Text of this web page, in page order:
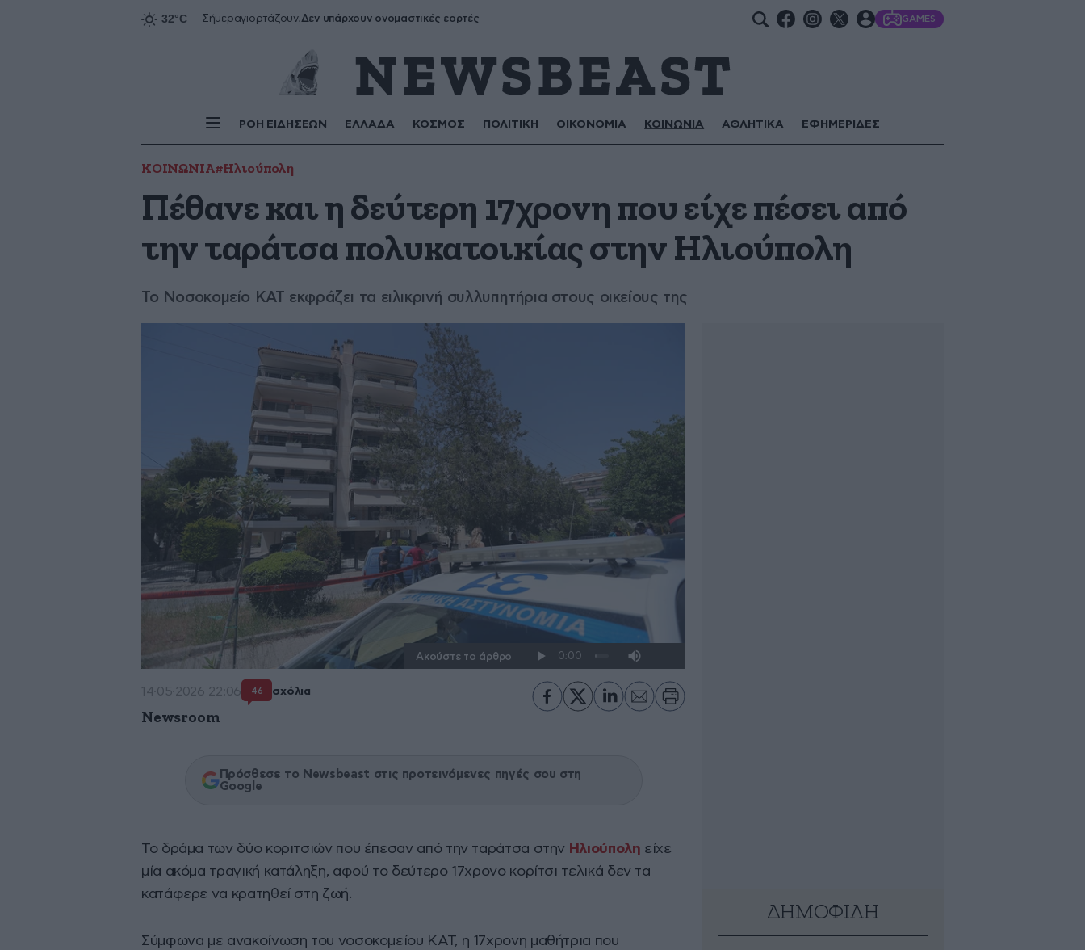
Σήμεραγιορτάζουν:Δεν υπάρχουν ονομαστικές εορτές GAMES
ΡΟΗ ΕΙΔΗΣΕΩΝ ΕΛΛΑΔΑ ΚΟΣΜΟΣ ΠΟΛΙΤΙΚΗ ΟΙΚΟΝΟΜΙΑ ΚΟΙΝΩΝΙΑ ΑΘΛΗΤΙΚΑ ΕΦΗΜΕΡΙΔΕΣ
ΚΟΙΝΩΝΙΑ#Ηλιούπολη
Πέθανε και η δεύτερη 17χρονη που είχε πέσει από
την ταράτσα πολυκατοικίας στην Ηλιούπολη
Το Νοσοκομείο ΚΑΤ εκφράζει τα ειλικρινή συλλυπητήρια στους οικείους της
Ακούστε το άρθρο
14·05·2026 22:06 46 σχόλια
Newsroom
Πρόσθεσε το Newsbeast στις προτεινόμενες πηγές σου στη
Google
Το δράμα των δύο κοριτσιών που έπεσαν από την ταράτσα στην Ηλιούπολη είχε
μία ακόμα τραγική κατάληξη, αφού το δεύτερο 17χρονο κορίτσι τελικά δεν τα
κατάφερε να κρατηθεί στη ζωή.
Σύμφωνα με ανακοίνωση του νοσοκομείου ΚΑΤ, η 17χρονη μαθήτρια που
ΔΗΜΟΦΙΛΗ